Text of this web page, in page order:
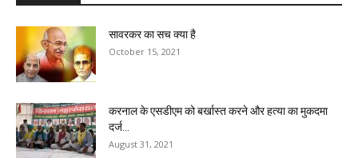
सावरकर का सच क्या है
October 15, 2021
करनाल के एसडीएम को बर्खास्त करने और हत्या का मुकदमा
दर्ज...
August 31, 2021